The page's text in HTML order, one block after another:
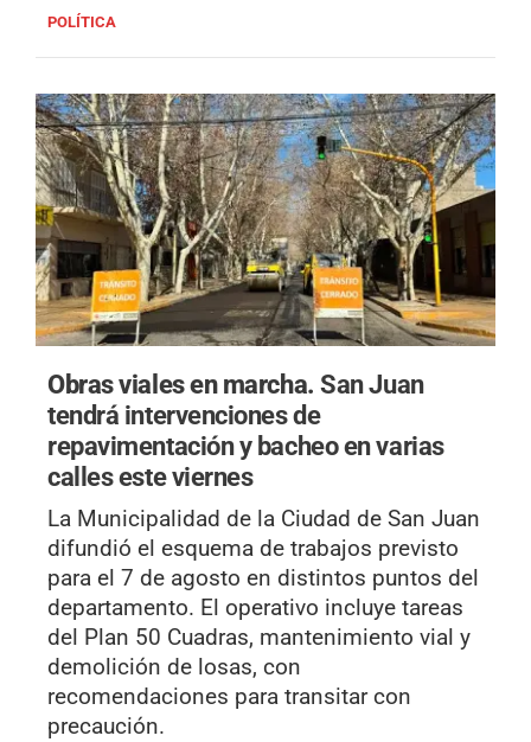
POLÍTICA
Obras viales en marcha.San Juan
tendrá intervenciones de
repavimentación y bacheo en varias
calles este viernes
La Municipalidad de la Ciudad de San Juan
difundió el esquema de trabajos previsto
para el 7 de agosto en distintos puntos del
departamento. El operativo incluye tareas
del Plan 50 Cuadras, mantenimiento vial y
demolición de losas, con
recomendaciones para transitar con
precaución.